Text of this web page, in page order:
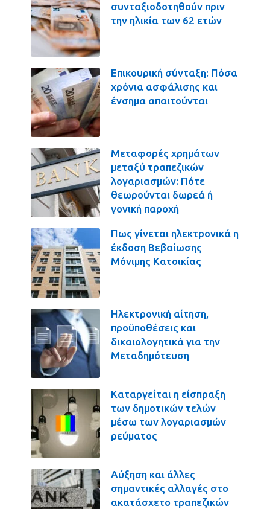
συνταξιοδοτηθούν πριν
την ηλικία των 62 ετών
Επικουρική σύνταξη: Πόσα
χρόνια ασφάλισης και
ένσημα απαιτούνται
Μεταφορές χρημάτων
μεταξύ τραπεζικών
λογαριασμών: Πότε
θεωρούνται δωρεά ή
γονική παροχή
Πως γίνεται ηλεκτρονικά η
έκδοση Βεβαίωσης
Μόνιμης Κατοικίας
Ηλεκτρονική αίτηση,
προϋποθέσεις και
δικαιολογητικά για την
Μεταδημότευση
Καταργείται η είσπραξη
των δημοτικών τελών
μέσω των λογαριασμών
ρεύματος
Αύξηση και άλλες
σημαντικές αλλαγές στο
ακατάσχετο τραπεζικών